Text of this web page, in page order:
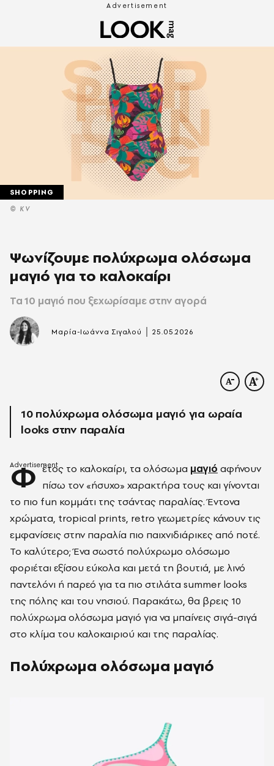
© KV
SHOPPING
Ψωνίζουμε πολύχρωμα ολόσωμα
μαγιό για το καλοκαίρι
Τα 10 μαγιό που ξεχωρίσαμε στην αγορά
Μαρία-Ιωάννα Σιγαλού |25.05.2026
10 πολύχρωμα ολόσωμα μαγιό για ωραία
looks στην παραλία
Φ έτος το καλοκαίρι, τα ολόσωμα μαγιό αφήνουν
πίσω τον «ήσυχο» χαρακτήρα τους και γίνονται
το πιο fun κομμάτι της τσάντας παραλίας. Έντονα
χρώματα, tropical prints, retro γεωμετρίες κάνουν τις
εμφανίσεις στην παραλία πιο παιχνιδιάρικες από ποτέ.
Το καλύτερο; Ένα σωστό πολύχρωμο ολόσωμο
φοριέται εξίσου εύκολα και μετά τη βουτιά, με λινό
παντελόνι ή παρεό για τα πιο στιλάτα summer looks
της πόλης και του νησιού. Παρακάτω, θα βρεις 10
πολύχρωμα ολόσωμα μαγιό για να μπαίνεις σιγά-σιγά
στο κλίμα του καλοκαιριού και της παραλίας.
Πολύχρωμα ολόσωμα μαγιό